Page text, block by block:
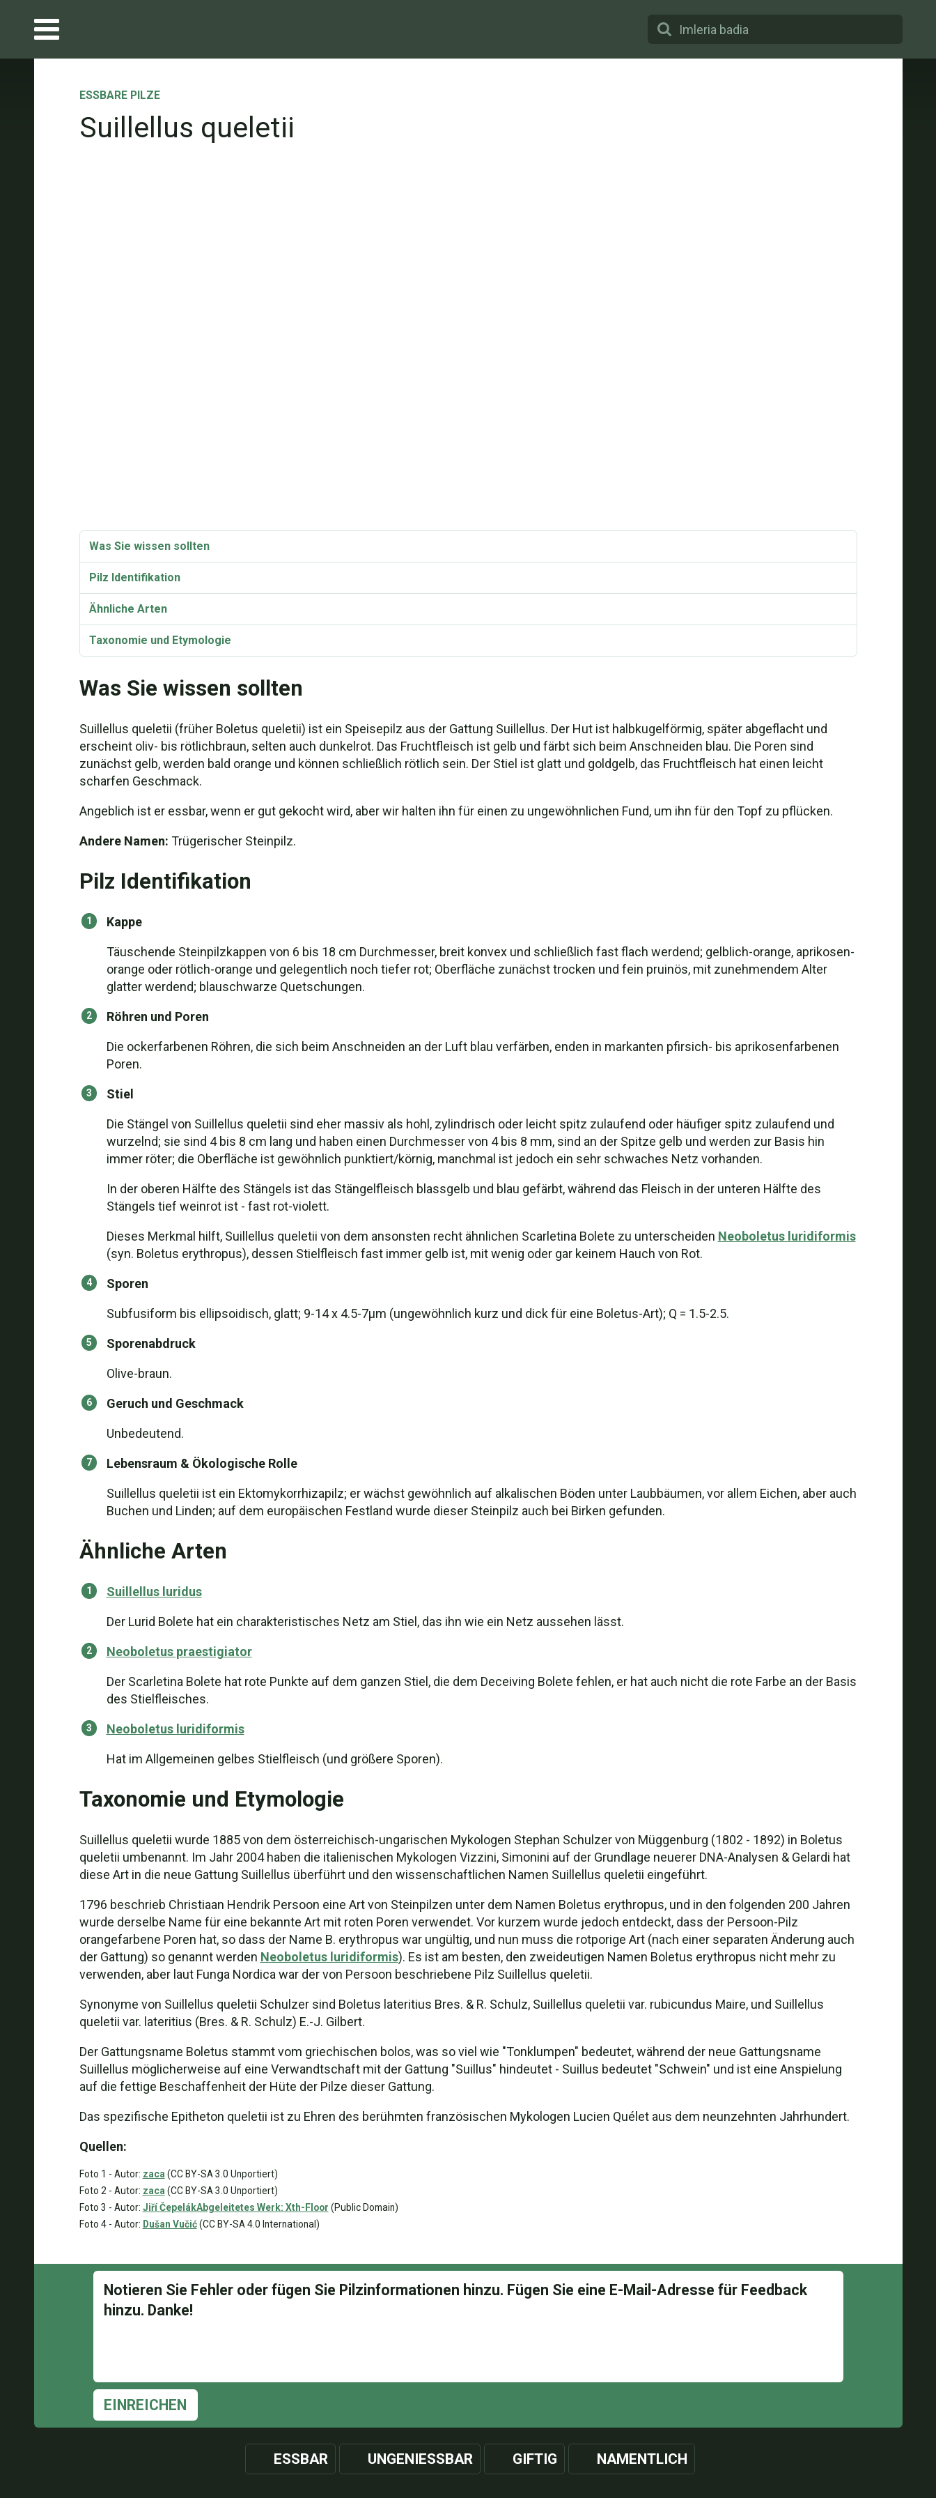
ESSBARE PILZE
Suillellus queletii
Was Sie wissen sollten
Pilz Identifikation
Ähnliche Arten
Taxonomie und Etymologie
Was Sie wissen sollten
Suillellus queletii (früher Boletus queletii) ist ein Speisepilz aus der Gattung Suillellus. Der Hut ist halbkugelförmig, später abgeflacht und
erscheint oliv- bis rötlichbraun, selten auch dunkelrot. Das Fruchtfleisch ist gelb und färbt sich beim Anschneiden blau. Die Poren sind
zunächst gelb, werden bald orange und können schließlich rötlich sein. Der Stiel ist glatt und goldgelb, das Fruchtfleisch hat einen leicht
scharfen Geschmack.
Angeblich ist er essbar, wenn er gut gekocht wird, aber wir halten ihn für einen zu ungewöhnlichen Fund, um ihn für den Topf zu pflücken.
Andere Namen: Trügerischer Steinpilz.
Pilz Identifikation
Kappe
Täuschende Steinpilzkappen von 6 bis 18 cm Durchmesser, breit konvex und schließlich fast flach werdend; gelblich-orange, aprikosen-
orange oder rötlich-orange und gelegentlich noch tiefer rot; Oberfläche zunächst trocken und fein pruinös, mit zunehmendem Alter
glatter werdend; blauschwarze Quetschungen.
Röhren und Poren
Die ockerfarbenen Röhren, die sich beim Anschneiden an der Luft blau verfärben, enden in markanten pfirsich- bis aprikosenfarbenen
Poren.
Stiel
Die Stängel von Suillellus queletii sind eher massiv als hohl, zylindrisch oder leicht spitz zulaufend oder häufiger spitz zulaufend und
wurzelnd; sie sind 4 bis 8 cm lang und haben einen Durchmesser von 4 bis 8 mm, sind an der Spitze gelb und werden zur Basis hin
immer röter; die Oberfläche ist gewöhnlich punktiert/körnig, manchmal ist jedoch ein sehr schwaches Netz vorhanden.
In der oberen Hälfte des Stängels ist das Stängelfleisch blassgelb und blau gefärbt, während das Fleisch in der unteren Hälfte des
Stängels tief weinrot ist - fast rot-violett.
Dieses Merkmal hilft, Suillellus queletii von dem ansonsten recht ähnlichen Scarletina Bolete zu unterscheiden Neoboletus luridiformis
(syn. Boletus erythropus), dessen Stielfleisch fast immer gelb ist, mit wenig oder gar keinem Hauch von Rot.
Sporen
Subfusiform bis ellipsoidisch, glatt; 9-14 x 4.5-7µm (ungewöhnlich kurz und dick für eine Boletus-Art); Q = 1.5-2.5.
Sporenabdruck
Olive-braun.
Geruch und Geschmack
Unbedeutend.
Lebensraum & Ökologische Rolle
Suillellus queletii ist ein Ektomykorrhizapilz; er wächst gewöhnlich auf alkalischen Böden unter Laubbäumen, vor allem Eichen, aber auch
Buchen und Linden; auf dem europäischen Festland wurde dieser Steinpilz auch bei Birken gefunden.
Ähnliche Arten
Suillellus luridus
Der Lurid Bolete hat ein charakteristisches Netz am Stiel, das ihn wie ein Netz aussehen lässt.
Neoboletus praestigiator
Der Scarletina Bolete hat rote Punkte auf dem ganzen Stiel, die dem Deceiving Bolete fehlen, er hat auch nicht die rote Farbe an der Basis
des Stielfleisches.
Neoboletus luridiformis
Hat im Allgemeinen gelbes Stielfleisch (und größere Sporen).
Taxonomie und Etymologie
Suillellus queletii wurde 1885 von dem österreichisch-ungarischen Mykologen Stephan Schulzer von Müggenburg (1802 - 1892) in Boletus
queletii umbenannt. Im Jahr 2004 haben die italienischen Mykologen Vizzini, Simonini auf der Grundlage neuerer DNA-Analysen & Gelardi hat
diese Art in die neue Gattung Suillellus überführt und den wissenschaftlichen Namen Suillellus queletii eingeführt.
1796 beschrieb Christiaan Hendrik Persoon eine Art von Steinpilzen unter dem Namen Boletus erythropus, und in den folgenden 200 Jahren
wurde derselbe Name für eine bekannte Art mit roten Poren verwendet. Vor kurzem wurde jedoch entdeckt, dass der Persoon-Pilz
orangefarbene Poren hat, so dass der Name B. erythropus war ungültig, und nun muss die rotporige Art (nach einer separaten Änderung auch
der Gattung) so genannt werden Neoboletus luridiformis). Es ist am besten, den zweideutigen Namen Boletus erythropus nicht mehr zu
verwenden, aber laut Funga Nordica war der von Persoon beschriebene Pilz Suillellus queletii.
Synonyme von Suillellus queletii Schulzer sind Boletus lateritius Bres. & R. Schulz, Suillellus queletii var. rubicundus Maire, und Suillellus
queletii var. lateritius (Bres. & R. Schulz) E.-J. Gilbert.
Der Gattungsname Boletus stammt vom griechischen bolos, was so viel wie "Tonklumpen" bedeutet, während der neue Gattungsname
Suillellus möglicherweise auf eine Verwandtschaft mit der Gattung "Suillus" hindeutet - Suillus bedeutet "Schwein" und ist eine Anspielung
auf die fettige Beschaffenheit der Hüte der Pilze dieser Gattung.
Das spezifische Epitheton queletii ist zu Ehren des berühmten französischen Mykologen Lucien Quélet aus dem neunzehnten Jahrhundert.
Quellen:
Foto 1 - Autor: zaca (CC BY-SA 3.0 Unportiert)
Foto 2 - Autor: zaca (CC BY-SA 3.0 Unportiert)
Foto 3 - Autor: Jiří ČepelákAbgeleitetes Werk: Xth-Floor (Public Domain)
Foto 4 - Autor: Dušan Vučić(CC BY-SA 4.0 International)
EINREICHEN
ESSBAR UNGENIESSBAR GIFTIG NAMENTLICH